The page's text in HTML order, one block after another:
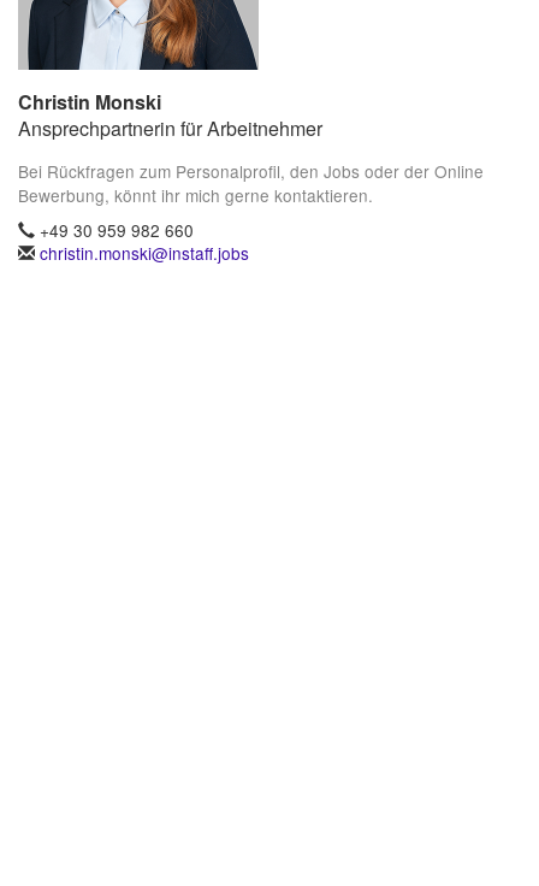
Christin Monski
Ansprechpartnerin für Arbeitnehmer
Bei Rückfragen zum Personalprofil, den Jobs oder der Online
Bewerbung, könnt ihr mich gerne kontaktieren.
+49 30 959 982 660
christin.monski@instaff.jobs